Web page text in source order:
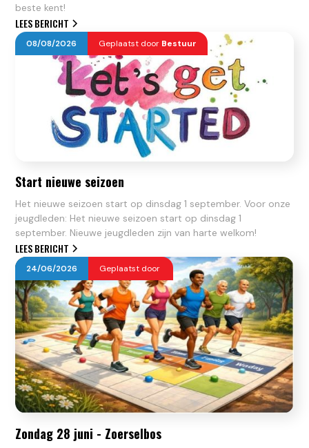
beste kent!
LEES BERICHT
08/08/2026 Geplaatst door Bestuur
Start nieuwe seizoen
Het nieuwe seizoen start op dinsdag 1 september. Voor onze
jeugdleden: Het nieuwe seizoen start op dinsdag 1
september. Nieuwe jeugdleden zijn van harte welkom!
LEES BERICHT
24/06/2026 Geplaatst door
Zondag 28 juni - Zoerselbos